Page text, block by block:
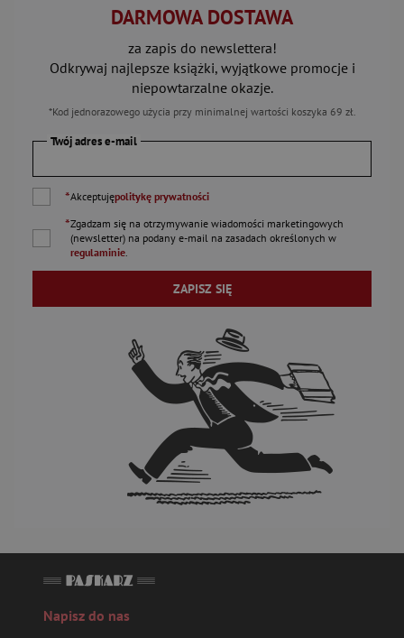
DARMOWA DOSTAWA
za zapis do newslettera!
Odkrywaj najlepsze książki, wyjątkowe promocje i
niepowtarzalne okazje.
*Kod jednorazowego użycia przy minimalnej wartości koszyka 69 zł.
Twój adres e-mail
*Akceptujępolitykę prywatności
*Zgadzam się na otrzymywanie wiadomości marketingowych
(newsletter) na podany e-mail na zasadach określonych w
regulaminie.
ZAPISZ SIĘ
Napisz do nas